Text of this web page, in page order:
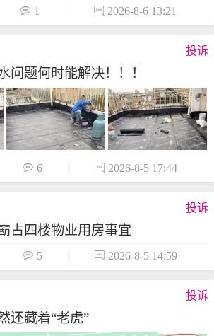
 1  2026-8-6 13:21
投诉
问题何时能解决！！！
 6  2026-8-5 17:44
投诉
占四楼物业用房事宜
 5  2026-8-5 14:59
投诉
还藏着“老虎”